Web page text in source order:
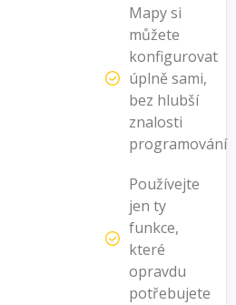
Mapy si
můžete
konfigurovat
úplně sami,
bez hlubší
znalosti
programování
Používejte
jen ty
funkce,
které
opravdu
potřebujete